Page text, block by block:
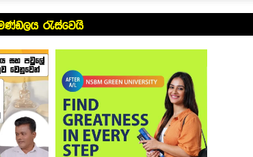
රැස්වෙයි